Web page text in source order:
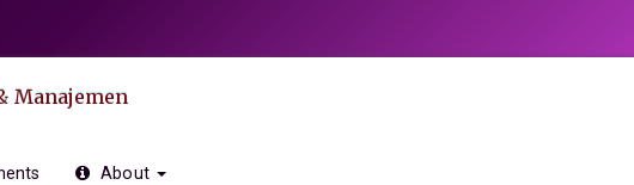
Manajemen
About